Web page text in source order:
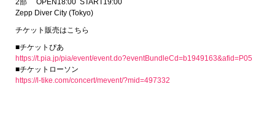
Zepp Diver City (Tokyo)
チケット販売はこちら
■チケットぴあ
https://t.pia.jp/pia/event/event.do?eventBundleCd=b1949163&afid=P05
■チケットローソン
https://l-tike.com/concert/mevent/?mid=497332